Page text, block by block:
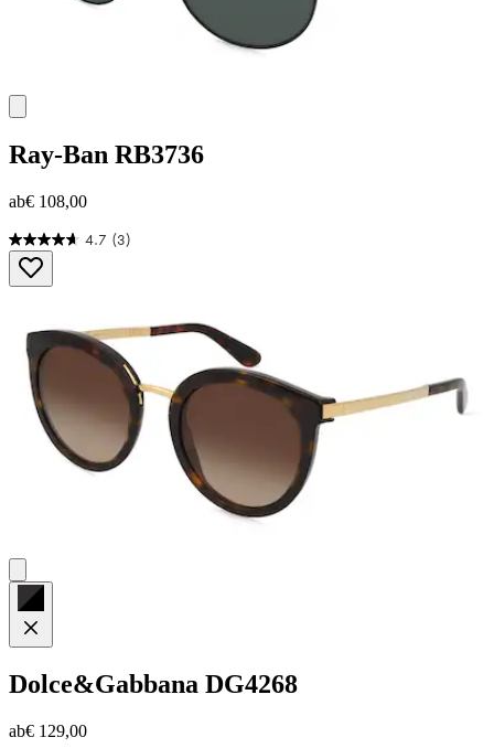
Ray-Ban RB3736
ab€ 108,00
4.7 (3)
4.7
von
5
Bewertungen
Dolce&Gabbana DG4268
ab€ 129,00